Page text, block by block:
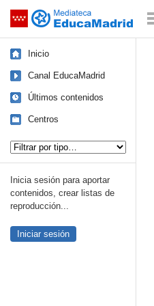
Saltar navegación
Inicio
Canal EducaMadrid
Últimos contenidos
Centros
Inicia sesión para aportar
contenidos, crear listas de
reproducción...
Iniciar sesión